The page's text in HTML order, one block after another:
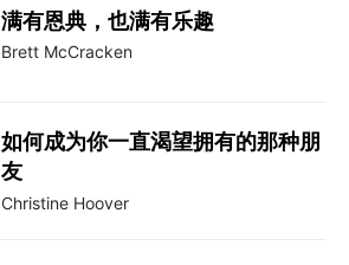
满有恩典，也满有乐趣
Brett McCracken
如何成为你一直渴望拥有的那种朋
友
Christine Hoover